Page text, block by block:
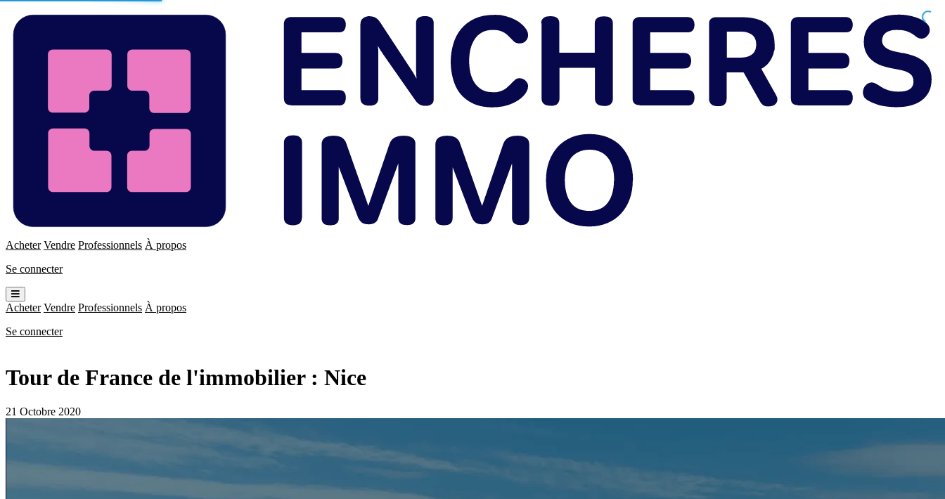
Immo
Acheter Vendre Professionnels À propos
Se connecter
Ouvrir
le
menu
Acheter Vendre Professionnels À propos
Se connecter
Tour de France de l'immobilier : Nice
21 Octobre 2020